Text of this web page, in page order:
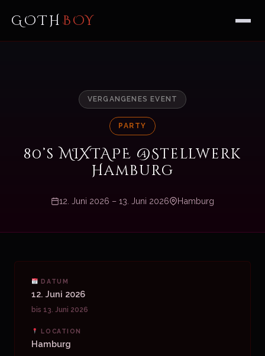
GOTH BOY
VERGANGENES EVENT
PARTY
80’s MIXTAPE @Stellwerk
Hamburg
12. Juni 2026 – 13. Juni 2026 Hamburg
DATUM
12. Juni 2026
bis 13. Juni 2026
LOCATION
Hamburg